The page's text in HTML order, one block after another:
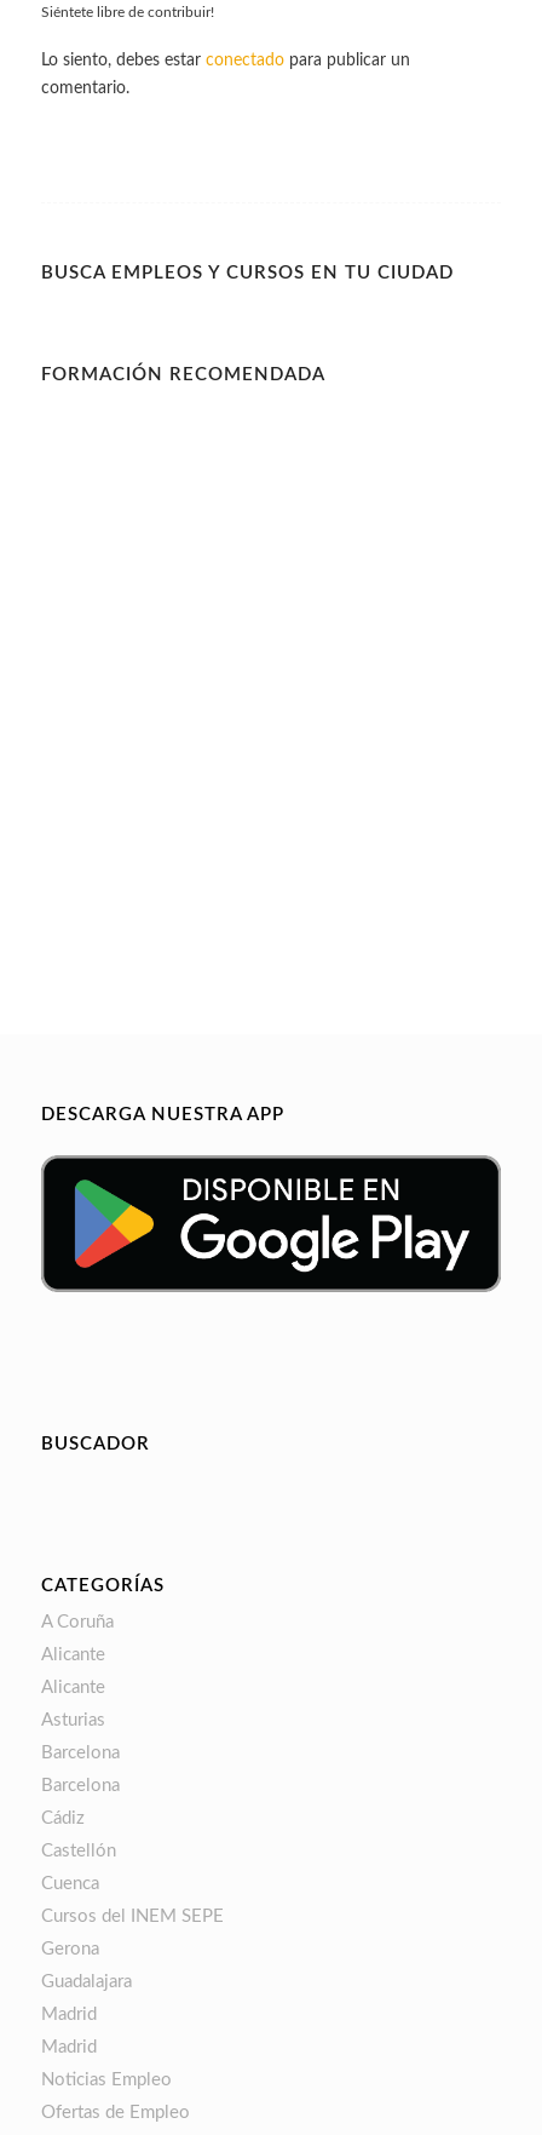
Siéntete libre de contribuir!
Lo siento, debes estar conectadopara publicar un
comentario.
BUSCA EMPLEOS Y CURSOS EN TU CIUDAD
FORMACIÓN RECOMENDADA
DESCARGA NUESTRA APP
BUSCADOR
CATEGORÍAS
A Coruña
Alicante
Alicante
Asturias
Barcelona
Barcelona
Cádiz
Castellón
Cuenca
Cursos del INEM SEPE
Gerona
Guadalajara
Madrid
Madrid
Noticias Empleo
Ofertas de Empleo